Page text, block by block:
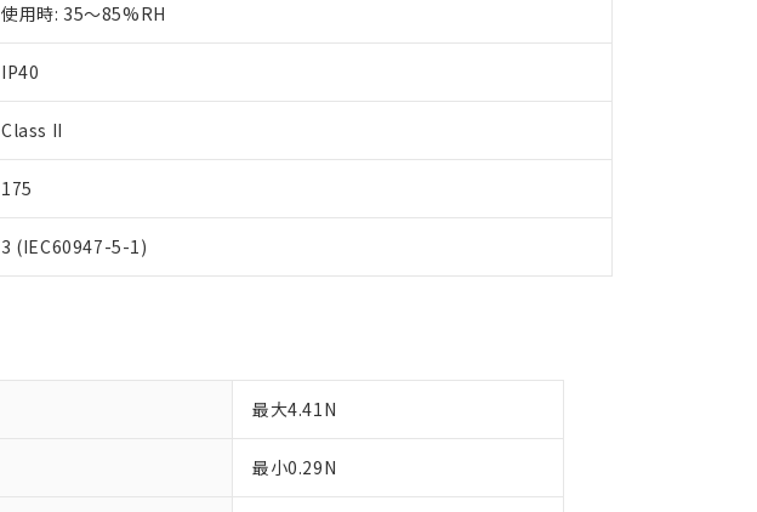
使用時: 35～85%RH
IP40
Class II
175
3 (IEC60947-5-1)
最大4.41N
最小0.29N
また、RoHS指令のフタル酸エステル類４物質の対応では、対応完了までの期間は出荷製
混在することから備考欄に対応日を記載しておりました。
既に当社にて対応品への在庫切替を完了していることから、特段のことがない限り、2022
り割愛しております。